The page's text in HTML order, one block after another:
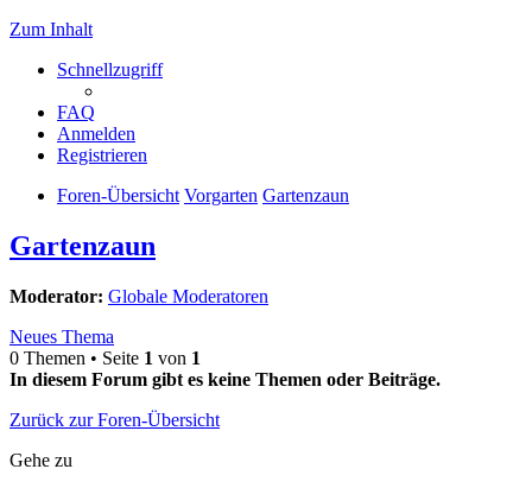
Zum Inhalt
Schnellzugriff
FAQ
Anmelden
Registrieren
Foren-Übersicht Vorgarten Gartenzaun
Gartenzaun
Moderator: Globale Moderatoren
Neues Thema
0 Themen • Seite 1 von 1
In diesem Forum gibt es keine Themen oder Beiträge.
Zurück zur Foren-Übersicht
Gehe zu